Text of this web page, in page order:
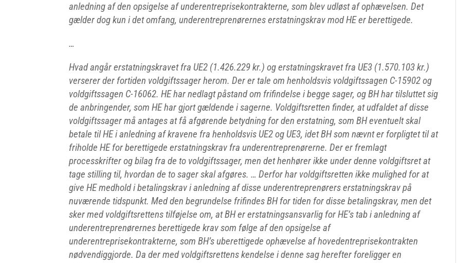
anledning af den opsigelse af underentreprisekontrakterne, som blev udløst af ophævelsen. Det
gælder dog kun i det omfang, underentreprenørernes erstatningskrav mod HE er berettigede.
…
Hvad angår erstatningskravet fra UE2 (1.426.229 kr.) og erstatningskravet fra UE3 (1.570.103 kr.)
verserer der fortiden voldgiftssager herom. Der er tale om henholdsvis voldgiftssagen C-15902 og
voldgiftssagen C-16062. HE har nedlagt påstand om frifindelse i begge sager, og BH har tilsluttet sig
de anbringender, som HE har gjort gældende i sagerne. Voldgiftsretten finder, at udfaldet af disse
voldgiftssager må antages at få afgørende betydning for den erstatning, som BH eventuelt skal
betale til HE i anledning af kravene fra henholdsvis UE2 og UE3, idet BH som nævnt er forpligtet til at
friholde HE for berettigede erstatningskrav fra underentreprenørerne. Der er fremlagt
processkrifter og bilag fra de to voldgiftssager, men det henhører ikke under denne voldgiftsret at
tage stilling til, hvordan de to sager skal afgøres. … Derfor har voldgiftsretten ikke mulighed for at
give HE medhold i betalingskrav i anledning af disse underentreprenørers erstatningskrav på
nuværende tidspunkt. Med den begrundelse frifindes BH for tiden for disse betalingskrav, men det
sker med voldgiftsrettens tilføjelse om, at BH er erstatningsansvarlig for HE’s tab i anledning af
underentreprenørernes berettigede krav som følge af den opsigelse af
underentreprisekontrakterne, som BH’s uberettigede ophævelse af hovedentreprisekontrakten
nødvendiggjorde. Da der med voldgiftsrettens kendelse i denne sag herefter foreligger en